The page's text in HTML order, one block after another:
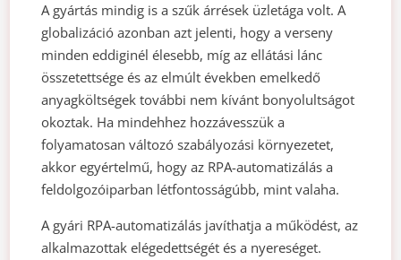
A gyártás mindig is a szűk árrések üzletága volt. A
globalizáció azonban azt jelenti, hogy a verseny
minden eddiginél élesebb, míg az ellátási lánc
összetettsége és az elmúlt években emelkedő
anyagköltségek további nem kívánt bonyolultságot
okoztak. Ha mindehhez hozzávesszük a
folyamatosan változó szabályozási környezetet,
akkor egyértelmű, hogy az RPA-automatizálás a
feldolgozóiparban létfontosságúbb, mint valaha.
A gyári RPA-automatizálás javíthatja a működést, az
alkalmazottak elégedettségét és a nyereséget.